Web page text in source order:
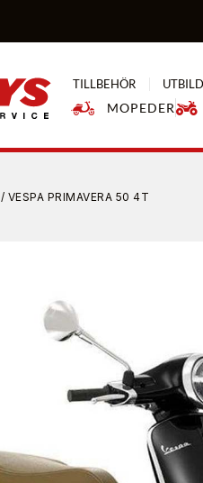
TILLBEHÖR
MOPEDER
/ VESPA PRIMAVERA 50 4T